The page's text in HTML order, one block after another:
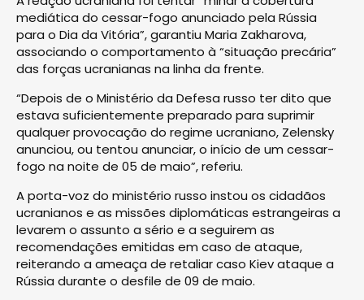
mediática do cessar-fogo anunciado pela Rússia
para o Dia da Vitória”, garantiu Maria Zakharova,
associando o comportamento à “situação precária”
das forças ucranianas na linha da frente.
“Depois de o Ministério da Defesa russo ter dito que
estava suficientemente preparado para suprimir
qualquer provocação do regime ucraniano, Zelensky
anunciou, ou tentou anunciar, o início de um cessar-
fogo na noite de 05 de maio”, referiu.
A porta-voz do ministério russo instou os cidadãos
ucranianos e as missões diplomáticas estrangeiras a
levarem o assunto a sério e a seguirem as
recomendações emitidas em caso de ataque,
reiterando a ameaça de retaliar caso Kiev ataque a
Rússia durante o desfile de 09 de maio.